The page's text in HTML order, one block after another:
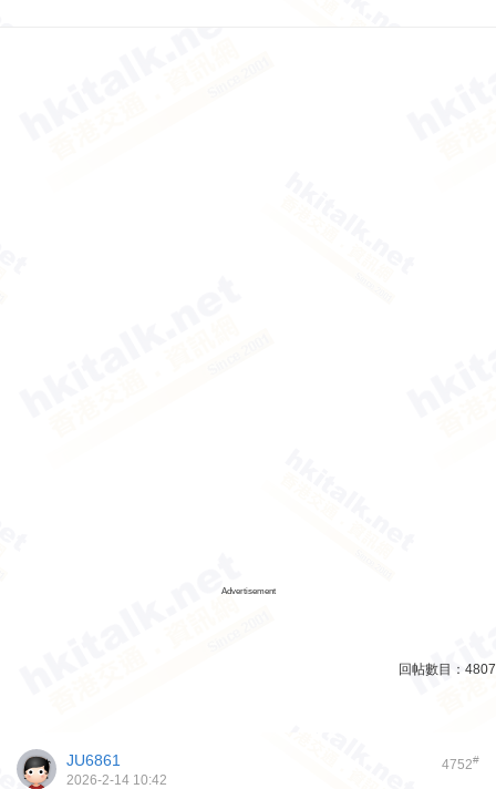
Advertisement
回帖數目： 4807
4752#
JU6861
2026-2-14 10:42